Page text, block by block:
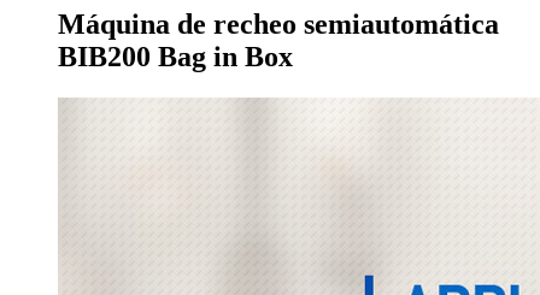
Máquina de recheo semiautomática
BIB200 Bag in Box